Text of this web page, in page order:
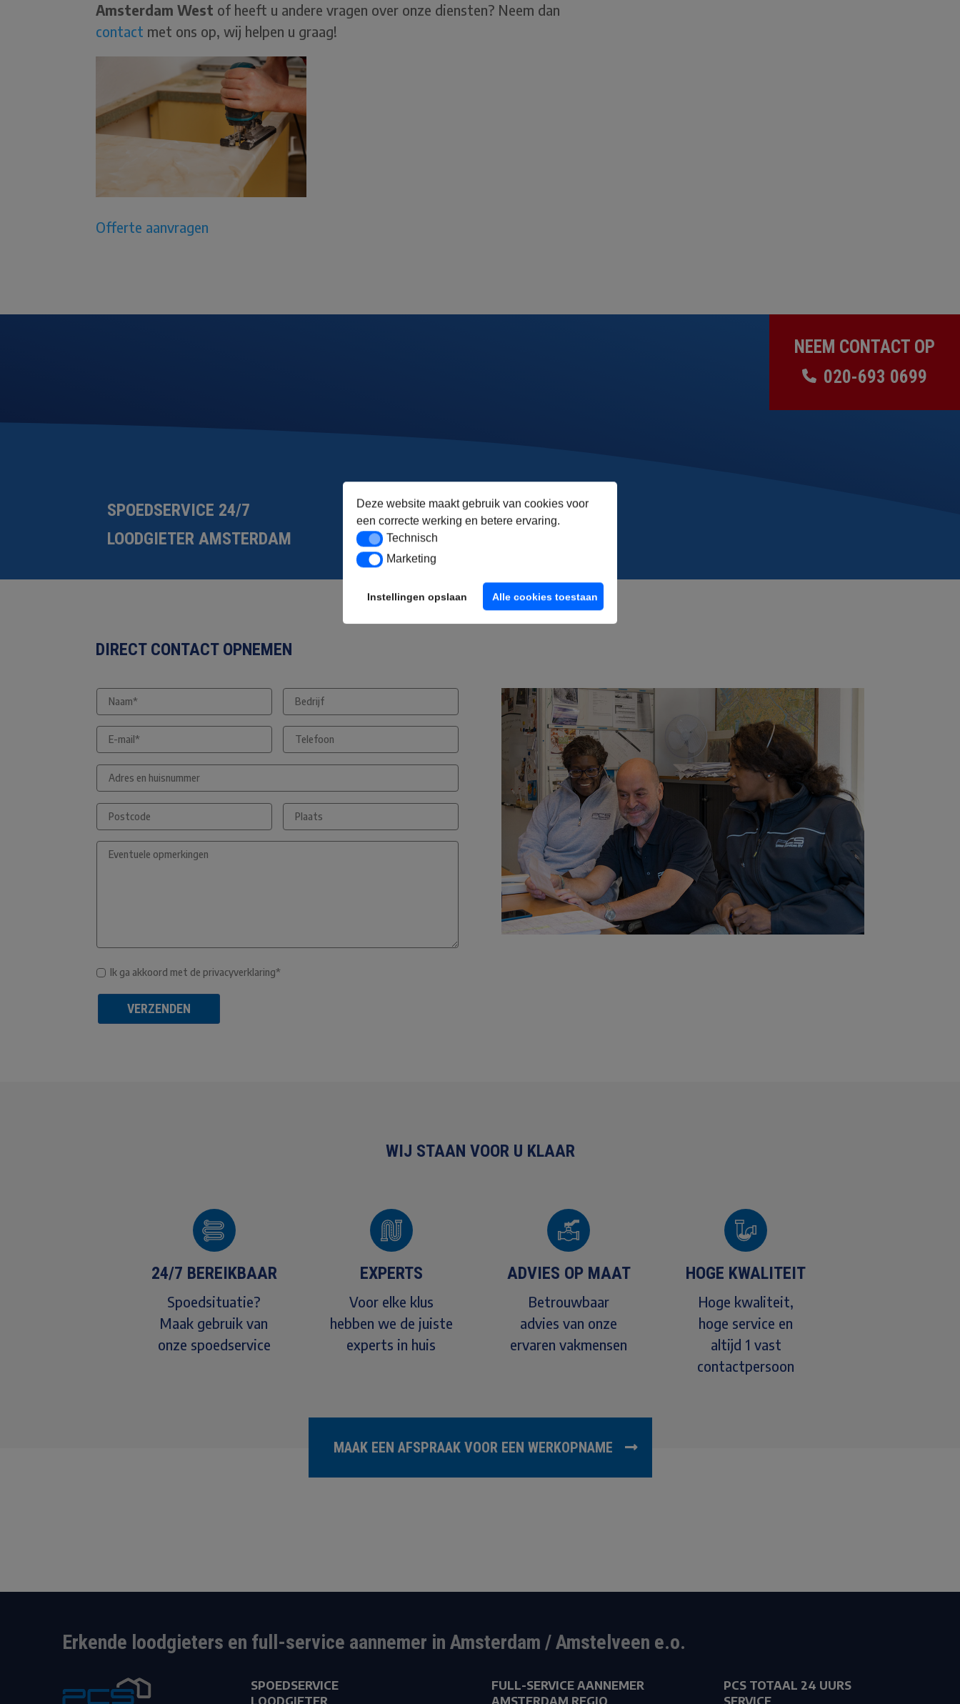
Deze website maakt gebruik van cookies voor
een correcte werking en betere ervaring.
TechnischTechnisch
MarketingMarketing
Instellingen opslaan Alle cookies toestaan
Amsterdam West of heeft u andere vragen over onze diensten? Neem dan
contact met ons op, wij helpen u graag!
Offerte aanvragen
NEEM CONTACT OP
020-693 0699
SPOEDSERVICE 24/7
LOODGIETER AMSTERDAM
DIRECT CONTACT OPNEMEN
Ik ga akkoord met de privacyverklaring*
VERZENDEN
WIJ STAAN VOOR U KLAAR
24/7 BEREIKBAAR
Spoedsituatie?
Maak gebruik van
onze spoedservice
EXPERTS
Voor elke klus
hebben we de juiste
experts in huis
ADVIES OP MAAT
Betrouwbaar
advies van onze
ervaren vakmensen
HOGE KWALITEIT
Hoge kwaliteit,
hoge service en
altijd 1 vast
contactpersoon
MAAK EEN AFSPRAAK VOOR EEN WERKOPNAME
Erkende loodgieters en full-service aannemer in Amsterdam / Amstelveen e.o.
SPOEDSERVICE
FULL-SERVICE AANNEMER
PCS TOTAAL 24 UURS